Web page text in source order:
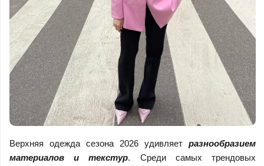
Верхняя одежда сезона 2026 удивляет разнообразием
материалов и текстур. Среди самых трендовых